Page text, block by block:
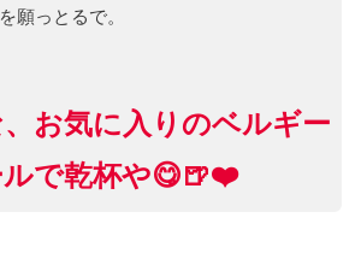
願っとるで。
お気に入りのベルギー
ルで乾杯や😋🍺❤️